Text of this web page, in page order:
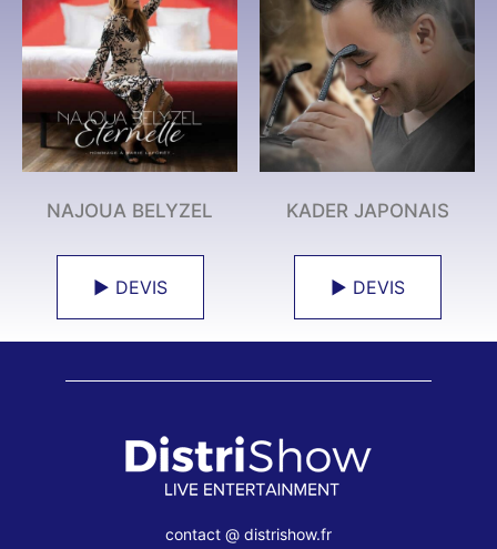
NAJOUA BELYZEL
► DEVIS
KADER JAPONAIS
► DEVIS
contact @ distrishow.fr